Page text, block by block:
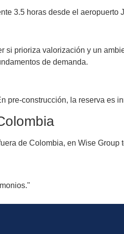
3.5 horas desde el aeropuerto
prioriza valorización y un
de demanda.
pre-construcción, la reserva es
de Colombia, en Wise